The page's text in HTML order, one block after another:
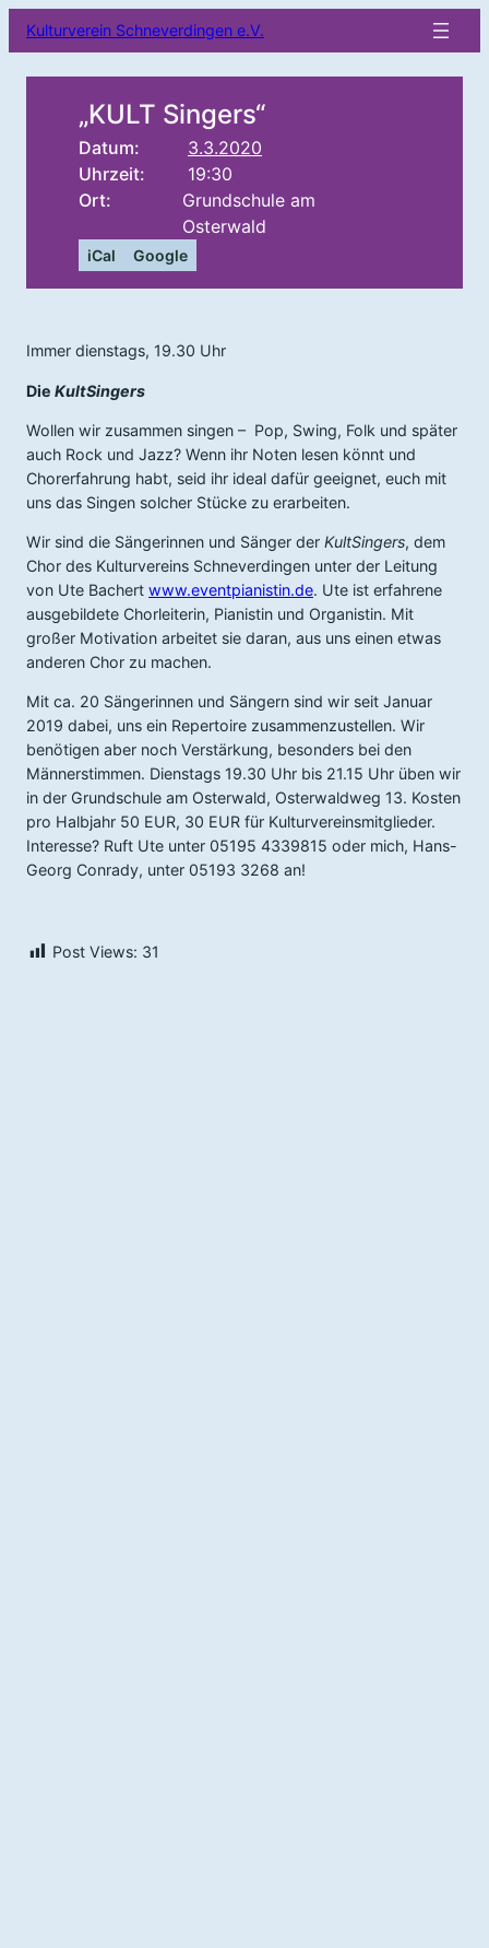
Kulturverein Schneverdingen e.V.
„KULT Singers“
Datum:
3.3.2020
Uhrzeit:
19:30
Ort:
Grundschule am
Osterwald
iCal Google
Immer dienstags, 19.30 Uhr
Die KultSingers
Wollen wir zusammen singen – Pop, Swing, Folk und später
auch Rock und Jazz? Wenn ihr Noten lesen könnt und
Chorerfahrung habt, seid ihr ideal dafür geeignet, euch mit
uns das Singen solcher Stücke zu erarbeiten.
Wir sind die Sängerinnen und Sänger der KultSingers, dem
Chor des Kulturvereins Schneverdingen unter der Leitung
von Ute Bachert www.eventpianistin.de. Ute ist erfahrene
ausgebildete Chorleiterin, Pianistin und Organistin. Mit
großer Motivation arbeitet sie daran, aus uns einen etwas
anderen Chor zu machen.
Mit ca. 20 Sängerinnen und Sängern sind wir seit Januar
2019 dabei, uns ein Repertoire zusammenzustellen. Wir
benötigen aber noch Verstärkung, besonders bei den
Männerstimmen. Dienstags 19.30 Uhr bis 21.15 Uhr üben wir
in der Grundschule am Osterwald, Osterwaldweg 13. Kosten
pro Halbjahr 50 EUR, 30 EUR für Kulturvereinsmitglieder.
Interesse? Ruft Ute unter 05195 4339815 oder mich, Hans-
Georg Conrady, unter 05193 3268 an!
Post Views: 31